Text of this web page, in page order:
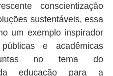
conscientização
sustentáveis, essa
um exemplo inspirador
e acadêmicas
no tema do
educação para a